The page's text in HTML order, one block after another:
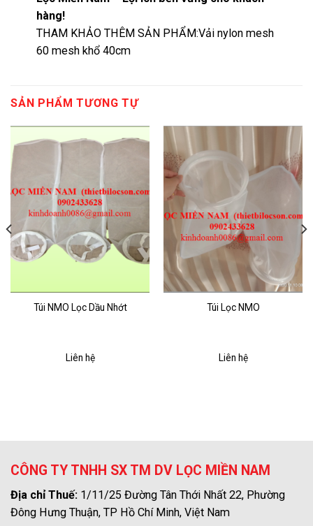
hàng!
THAM KHẢO THÊM SẢN PHẨM:Vải nylon mesh
60 mesh khổ 40cm
SẢN PHẨM TƯƠNG TỰ
Túi NMO Lọc Dầu Nhớt
Liên hệ
Túi Lọc NMO
Liên hệ
CÔNG TY TNHH SX TM DV LỌC MIỀN NAM
Địa chỉ Thuế: 1/11/25 Đường Tân Thới Nhất 22, Phường
Đông Hưng Thuận, TP Hồ Chí Minh, Việt Nam